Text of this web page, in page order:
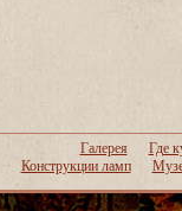
Галерея
Где
Конструкции ламп